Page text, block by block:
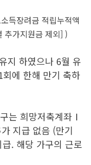
득장려금 적립누적액
추가지원금 제외] )
하였으나 6월 유
에 한해 만기 축하
는 희망저축계좌Ⅰ
지급 없음 (만기
급. 해당 가구의 근로